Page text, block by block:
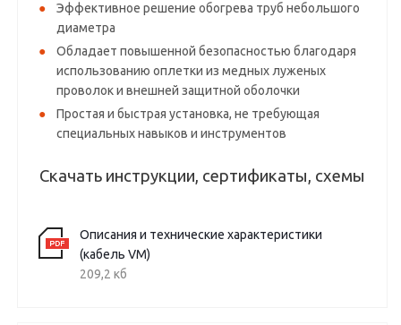
Эффективное решение обогрева труб небольшого
диаметра
Обладает повышенной безопасностью благодаря
использованию оплетки из медных луженых
проволок и внешней защитной оболочки
Простая и быстрая установка, не требующая
специальных навыков и инструментов
Скачать инструкции, сертификаты, схемы
Описания и технические характеристики
(кабель VM)
209,2 кб